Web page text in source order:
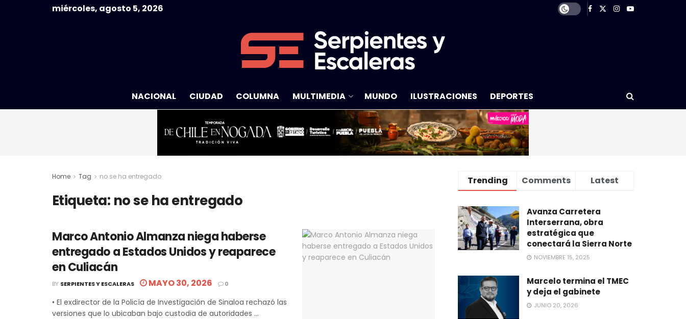
miércoles, agosto 5, 2026
NACIONAL CIUDAD COLUMNA MULTIMEDIA MUNDO ILUSTRACIONES DEPORTES
Home Tag no se ha entregado
Etiqueta: no se ha entregado
Marco Antonio Almanza niega haberse
entregado a Estados Unidos y reaparece
en Culiacán
BY SERPIENTES Y ESCALERAS MAYO 30, 2026 0
• El exdirector de la Policía de Investigación de Sinaloa rechazó las
versiones que lo ubicaban bajo custodia de autoridades ...
Trending Comments Latest
Avanza Carretera
Interserrana, obra
estratégica que
conectará la Sierra Norte
NOVIEMBRE 15, 2025
Marcelo termina el TMEC
y deja el gabinete
JUNIO 20, 2026